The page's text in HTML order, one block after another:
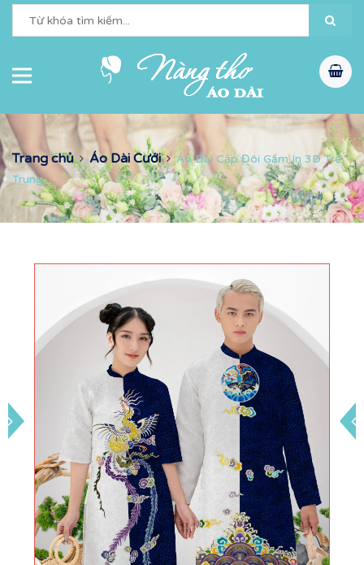
Trang chủ Áo Dài Cưới
Áo Dài Cặp Đôi Gấm In 3D Trẻ
Trung